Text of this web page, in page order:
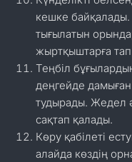
кешке
тығылатын
жыртқыштарға
Теңбіл
деңгейде
тудырады. Жедел
сақтап қалады.
Көру қабілеті
алайда көздің